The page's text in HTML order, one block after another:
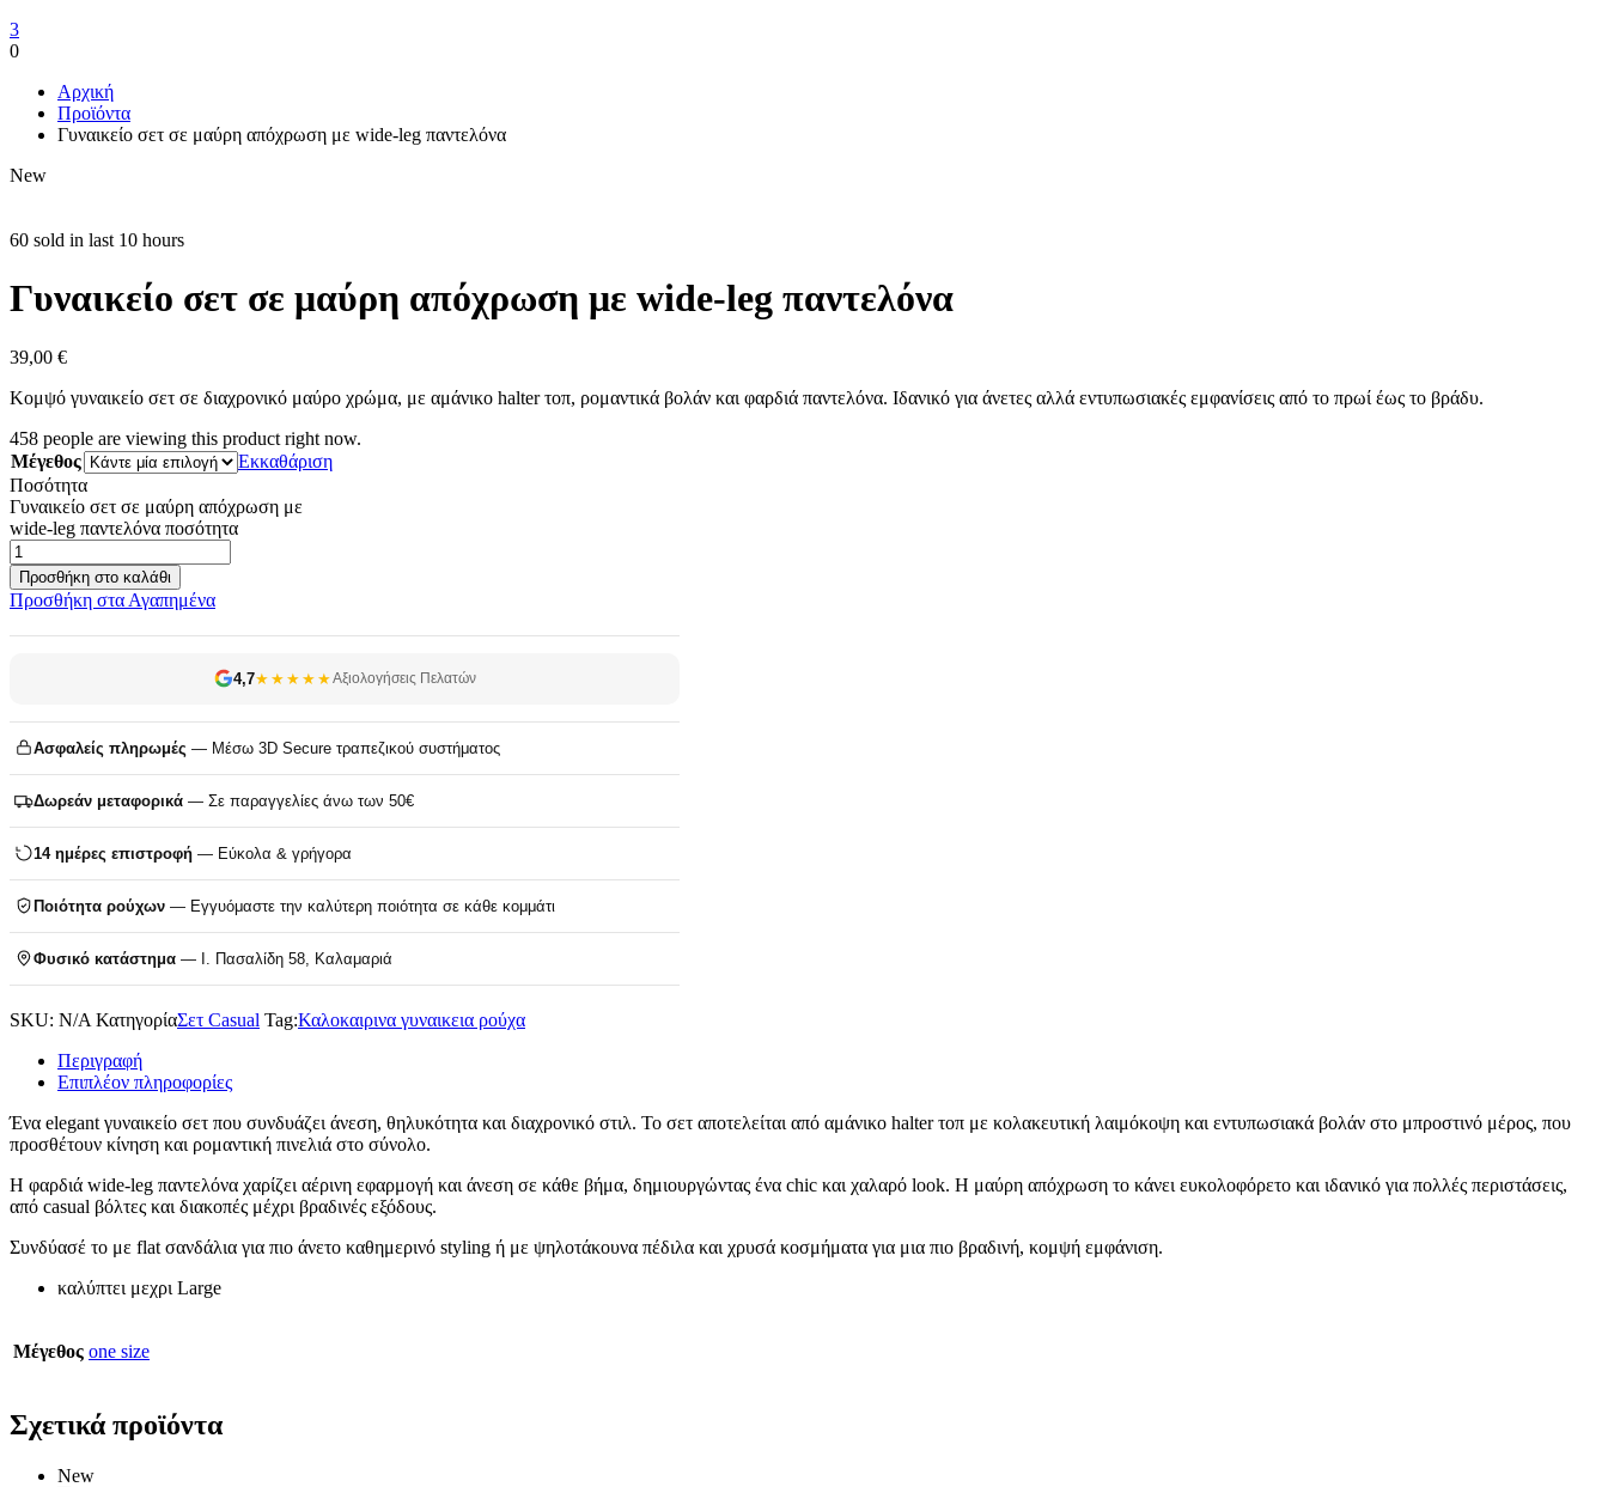
3
0
Αρχική
Προϊόντα
Γυναικείο σετ σε μαύρη απόχρωση με wide-leg παντελόνα
New
60 sold in last 10 hours
Γυναικείο σετ σε μαύρη απόχρωση με wide-leg παντελόνα
39,00 €
Κομψό γυναικείο σετ σε διαχρονικό μαύρο χρώμα, με αμάνικο halter τοπ, ρομαντικά βολάν και φαρδιά παντελόνα. Ιδανικό για άνετες αλλά εντυπωσιακές εμφανίσεις από το πρωί έως το βράδυ.
458 people are viewing this product right now.
Μέγεθος
Εκκαθάριση
Ποσότητα
Γυναικείο σετ σε μαύρη απόχρωση με
wide-leg παντελόνα ποσότητα
Προσθήκη στο καλάθι
Προσθήκη στα Αγαπημένα
4,7★★★★★Αξιολογήσεις Πελατών
Ασφαλείς πληρωμές — Μέσω 3D Secure τραπεζικού συστήματος
Δωρεάν μεταφορικά — Σε παραγγελίες άνω των 50€
14 ημέρες επιστροφή — Εύκολα & γρήγορα
Ποιότητα ρούχων — Εγγυόμαστε την καλύτερη ποιότητα σε κάθε κομμάτι
Φυσικό κατάστημα — Ι. Πασαλίδη 58, Καλαμαριά
SKU: N/A ΚατηγορίαΣετ Casual Tag:Καλοκαιρινα γυναικεια ρούχα
Περιγραφή
Επιπλέον πληροφορίες
Ένα elegant γυναικείο σετ που συνδυάζει άνεση, θηλυκότητα και διαχρονικό στιλ. Το σετ αποτελείται από αμάνικο halter τοπ με κολακευτική λαιμόκοψη και εντυπωσιακά βολάν στο μπροστινό μέρος, που
προσθέτουν κίνηση και ρομαντική πινελιά στο σύνολο.
Η φαρδιά wide-leg παντελόνα χαρίζει αέρινη εφαρμογή και άνεση σε κάθε βήμα, δημιουργώντας ένα chic και χαλαρό look. Η μαύρη απόχρωση το κάνει ευκολοφόρετο και ιδανικό για πολλές περιστάσεις,
από casual βόλτες και διακοπές μέχρι βραδινές εξόδους.
Συνδύασέ το με flat σανδάλια για πιο άνετο καθημερινό styling ή με ψηλοτάκουνα πέδιλα και χρυσά κοσμήματα για μια πιο βραδινή, κομψή εμφάνιση.
καλύπτει μεχρι Large
Μέγεθος one size
Σχετικά προϊόντα
New